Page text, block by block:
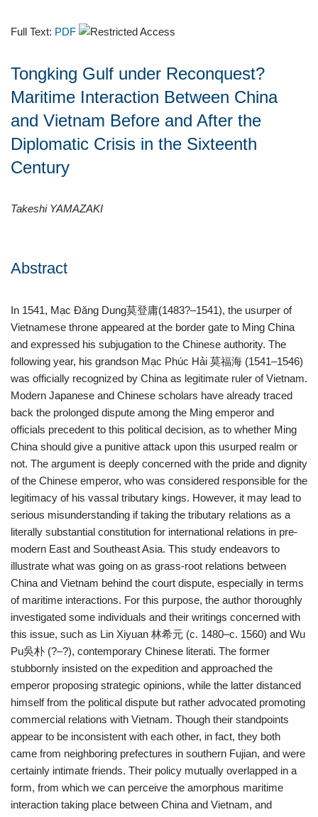
Full Text: PDF
Tongking Gulf under Reconquest?
Maritime Interaction Between China
and Vietnam Before and After the
Diplomatic Crisis in the Sixteenth
Century
Takeshi YAMAZAKI
Abstract
In 1541, Mạc Đăng Dung莫登庸(1483?–1541), the usurper of
Vietnamese throne appeared at the border gate to Ming China
and expressed his subjugation to the Chinese authority. The
following year, his grandson Mạc Phúc Hải 莫福海 (1541–1546)
was officially recognized by China as legitimate ruler of Vietnam.
Modern Japanese and Chinese scholars have already traced
back the prolonged dispute among the Ming emperor and
officials precedent to this political decision, as to whether Ming
China should give a punitive attack upon this usurped realm or
not. The argument is deeply concerned with the pride and dignity
of the Chinese emperor, who was considered responsible for the
legitimacy of his vassal tributary kings. However, it may lead to
serious misunderstanding if taking the tributary relations as a
literally substantial constitution for international relations in pre-
modern East and Southeast Asia. This study endeavors to
illustrate what was going on as grass-root relations between
China and Vietnam behind the court dispute, especially in terms
of maritime interactions. For this purpose, the author thoroughly
investigated some individuals and their writings concerned with
this issue, such as Lin Xiyuan 林希元 (c. 1480–c. 1560) and Wu
Pu吳朴 (?–?), contemporary Chinese literati. The former
stubbornly insisted on the expedition and approached the
emperor proposing strategic opinions, while the latter distanced
himself from the political dispute but rather advocated promoting
commercial relations with Vietnam. Though their standpoints
appear to be inconsistent with each other, in fact, they both
came from neighboring prefectures in southern Fujian, and were
certainly intimate friends. Their policy mutually overlapped in a
form, from which we can perceive the amorphous maritime
interaction taking place between China and Vietnam, and